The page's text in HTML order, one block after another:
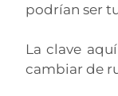
podrían ser
La clave
cambiar de